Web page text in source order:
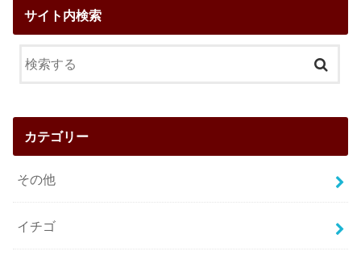
サイト内検索
カテゴリー
その他
イチゴ